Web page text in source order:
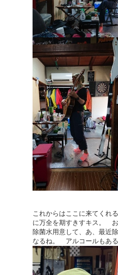
これからはここに来てくれ
に万全を期すきすキス。
除菌水用意して、あ、最近
なるね。 アルコールもあ